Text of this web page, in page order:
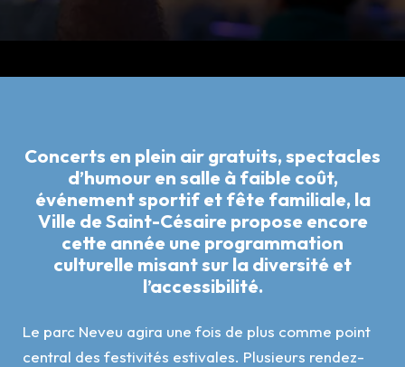
Concerts en plein air gratuits, spectacles
d’humour en salle à faible coût,
événement sportif et fête familiale, la
Ville de Saint-Césaire propose encore
cette année une programmation
culturelle misant sur la diversité et
l’accessibilité.
Le parc Neveu agira une fois de plus comme point
central des festivités estivales. Plusieurs rendez-